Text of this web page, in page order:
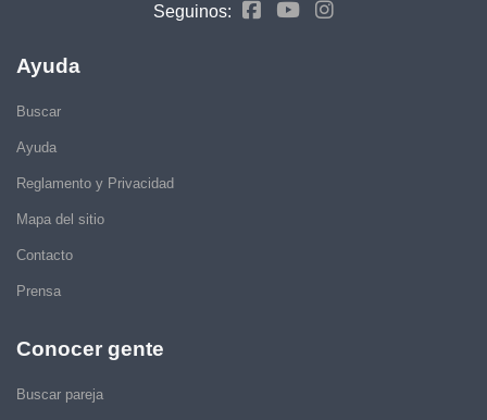
Seguinos:
Ayuda
Buscar
Ayuda
Reglamento y Privacidad
Mapa del sitio
Contacto
Prensa
Conocer gente
Buscar pareja